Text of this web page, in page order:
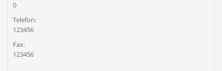
0
Telefon:
123456
Fax:
123456